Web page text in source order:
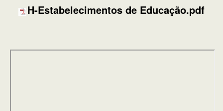
H-Estabelecimentos de Educação.pdf